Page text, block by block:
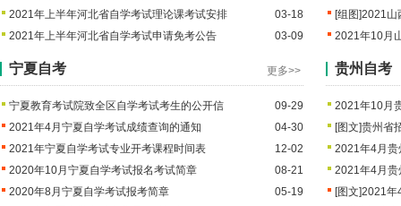
2021年上半年河北省自学考试理论课考试安排
03-18
2021年上半年河北省自学考试申请免考公告
03-09
[组图]2021山
2021年10月
宁夏自考 更多>>
宁夏教育考试院致全区自学考试考生的公开信
09-29
2021年4月宁夏自学考试成绩查询的通知
04-30
2021年宁夏自学考试专业开考课程时间表
12-02
2020年10月宁夏自学考试报名考试简章
08-21
2020年8月宁夏自学考试报考简章
05-19
贵州自考
2021年10月
[图文]贵州省
2021年4月贵
2021年4月贵
[图文]2021年